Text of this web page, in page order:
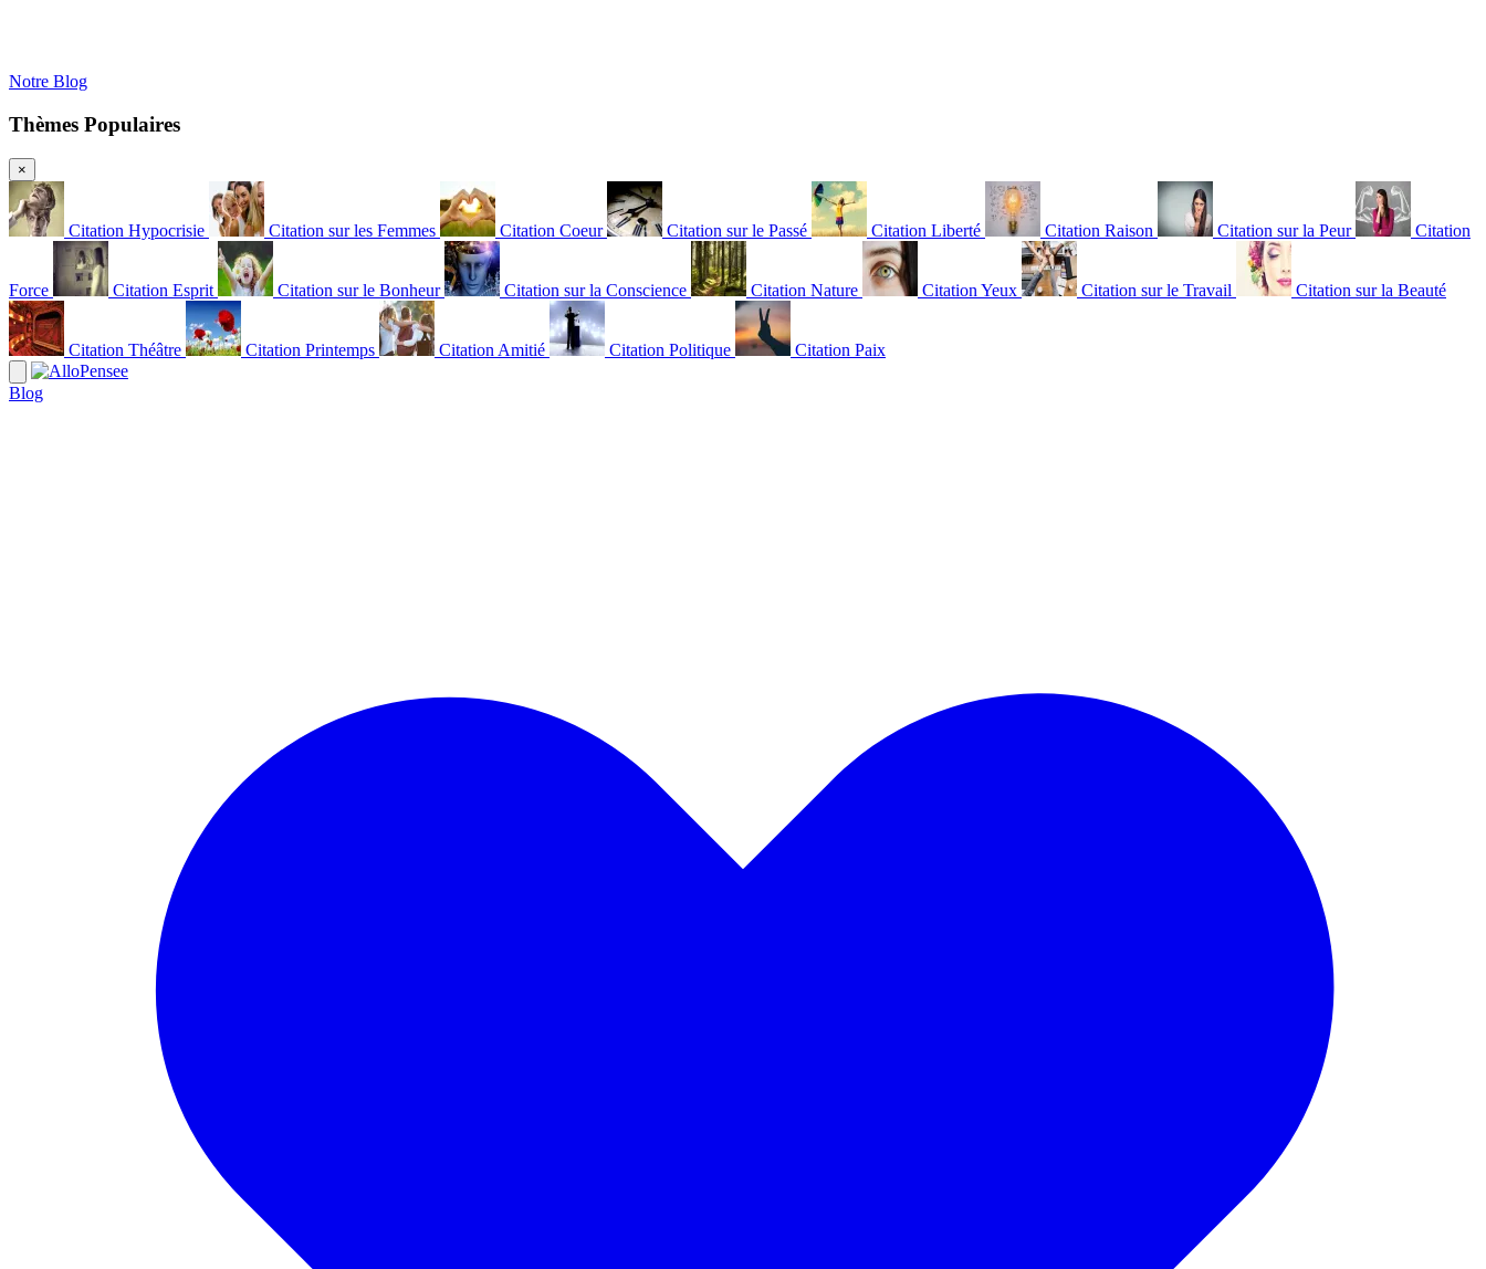
Notre Blog
Thèmes Populaires
×
Citation Hypocrisie Citation sur les Femmes Citation Coeur Citation sur le Passé Citation Liberté Citation Raison Citation sur la Peur Citation
Force Citation Esprit Citation sur le Bonheur Citation sur la Conscience Citation Nature Citation Yeux Citation sur le Travail Citation sur la Beauté
Citation Théâtre Citation Printemps Citation Amitié Citation Politique Citation Paix
Blog